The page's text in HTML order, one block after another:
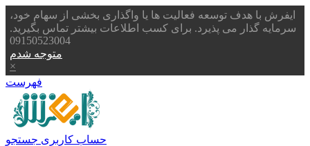
ایفرش با هدف توسعه فعالیت ها یا واگذاری بخشی از سهام خود،
سرمایه گذار می پذیرد. برای کسب اطلاعات بیشتر تماس بگیرید.
09150523004
متوجه شدم
×
فهرست
حساب کاربری جستجو